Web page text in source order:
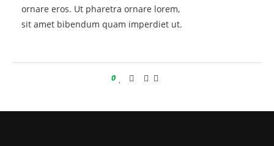
ornare eros. Ut pharetra ornare lorem,
sit amet bibendum quam imperdiet ut.
0